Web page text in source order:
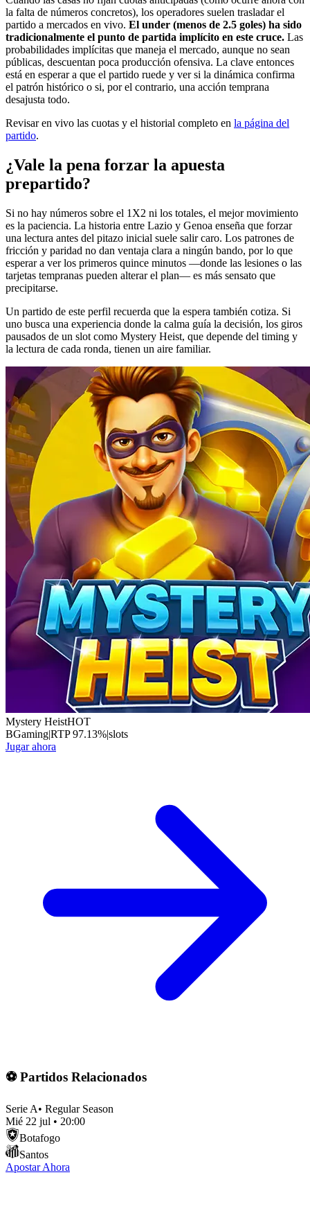
la falta de números concretos), los operadores suelen trasladar el
partido a mercados en vivo. El under (menos de 2.5 goles) ha sido
tradicionalmente el punto de partida implícito en este cruce. Las
probabilidades implícitas que maneja el mercado, aunque no sean
públicas, descuentan poca producción ofensiva. La clave entonces
está en esperar a que el partido ruede y ver si la dinámica confirma
el patrón histórico o si, por el contrario, una acción temprana
desajusta todo.
Revisar en vivo las cuotas y el historial completo en la página del
partido.
¿Vale la pena forzar la apuesta
prepartido?
Si no hay números sobre el 1X2 ni los totales, el mejor movimiento
es la paciencia. La historia entre Lazio y Genoa enseña que forzar
una lectura antes del pitazo inicial suele salir caro. Los patrones de
fricción y paridad no dan ventaja clara a ningún bando, por lo que
esperar a ver los primeros quince minutos —donde las lesiones o las
tarjetas tempranas pueden alterar el plan— es más sensato que
precipitarse.
Un partido de este perfil recuerda que la espera también cotiza. Si
uno busca una experiencia donde la calma guía la decisión, los giros
pausados de un slot como Mystery Heist, que depende del timing y
la lectura de cada ronda, tienen un aire familiar.
Mystery HeistHOT
BGaming|RTP97.13%|slots
Jugar ahora
⚽ Partidos Relacionados
Serie A• Regular Season
Mié 22 jul • 20:00
Botafogo
Santos
Apostar Ahora